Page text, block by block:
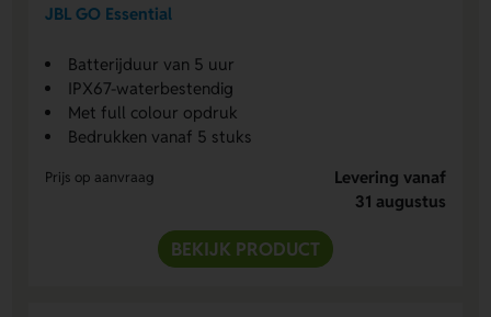
JBL GO Essential
Batterijduur van 5 uur
IPX67-waterbestendig
Met full colour opdruk
Bedrukken vanaf 5 stuks
Prijs op aanvraag
Levering vanaf
31 augustus
BEKIJK PRODUCT